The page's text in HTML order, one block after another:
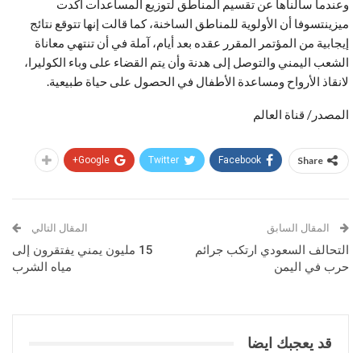
وعندما سألناها عن تقسيم المناطق لتوزيع المساعدات أكدت
ميزينتسوفا أن الأولوية للمناطق الساخنة، كما قالت إنها تتوقع نتائج
إيجابية من المؤتمر المقرر عقده بعد أيام، آملة في أن تنتهي معاناة
الشعب اليمني والتوصل إلى هدنة وأن يتم القضاء على وباء الكوليرا،
لانقاذ الأرواح ومساعدة الأطفال في الحصول على حياة طبيعية.
المصدر/ قناة العالم
Share
Facebook
Twitter
Google+
المقال السابق
التحالف السعودي ارتكب جرائم
حرب في اليمن
المقال التالي
15 مليون يمني يفتقرون إلى
مياه الشرب
قد يعجبك ايضا